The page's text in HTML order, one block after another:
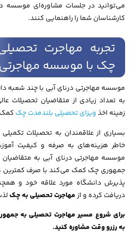
می‌توانید در جلسات مشاوره‌ای موسسه
کارشناسان شما را راهنمایی کنند.
تجربه مهاجرت
چک با موسسه مهاجرتی
موسسه مهاجرتی درنای آبی با چند شعبه
به تعداد زیادی از متقاضیان تحصیلات
زمینه اخذویزای تحصیلی بلندمدت چک
بسیاری از علاقمندان به تحصیلات
خاطر هزینه‌های به صرفه و کیفیت
موسسه مهاجرتی درنای آبی به
جمهوری چک کمک می‌کند با صرف کمترین
پذیرش دانشگاه مورد علاقه خود و
دریافت کرده و ازمهاجرت تحصیلی به چک
برای شروع مسیر مهاجرت تحصیلی به
به رزرو وقت مشاوره کنید.